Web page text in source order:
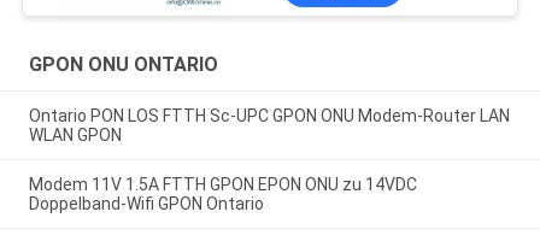
GPON ONU ONTARIO
Ontario PON LOS FTTH Sc-UPC GPON ONU Modem-Router LAN
WLAN GPON
Modem 11V 1.5A FTTH GPON EPON ONU zu 14VDC
Doppelband-Wifi GPON Ontario